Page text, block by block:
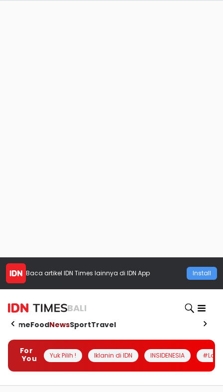
Baca artikel IDN Times lainnya di IDN App Install
BALI
HomeFoodNewsSportTravel
For
You
Yuk Pilih ! Iklanin di IDN INSIDENESIA